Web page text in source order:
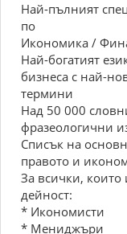
Най-пълният
по
Икономика /
Най-богатият
бизнеса с най-
термини
Над 50 000
фразеологични
Списък на
правото и
За всички, които
дейност:
* Икономисти
* Мениджъри